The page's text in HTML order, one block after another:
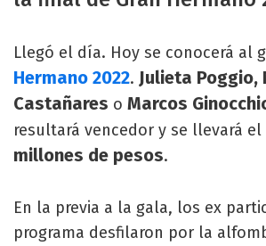
Llegó el día. Hoy se conocerá al
Hermano 2022. Julieta Poggio,
Castañares o Marcos
resultará vencedor y se llevará el
millones de pesos.
En la previa a la gala, los ex
programa desfilaron por la